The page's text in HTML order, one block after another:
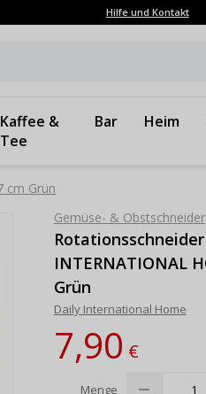
Hilfe und Kontakt
Kaffee &
Tee
Bar Heim
cm Grün
Gemüse- & Obstschneider
INTERNATIONAL
Grün
Daily International Home
7,90€
Menge